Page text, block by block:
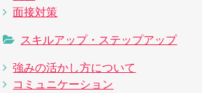
面接対策
スキルアップ・ステップアップ
強みの活かし方について
コミュニケーション